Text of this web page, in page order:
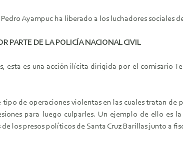
Ayampuc ha liberado a los luchadores sociales
PARTE DE LA POLICÍA NACIONAL CIVIL
esta es una acción ilícita dirigida por el comisario
tipo de operaciones violentas en las cuales tratan
para luego culparles. Un ejemplo de ello es
los presos políticos de Santa Cruz Barillas junto a